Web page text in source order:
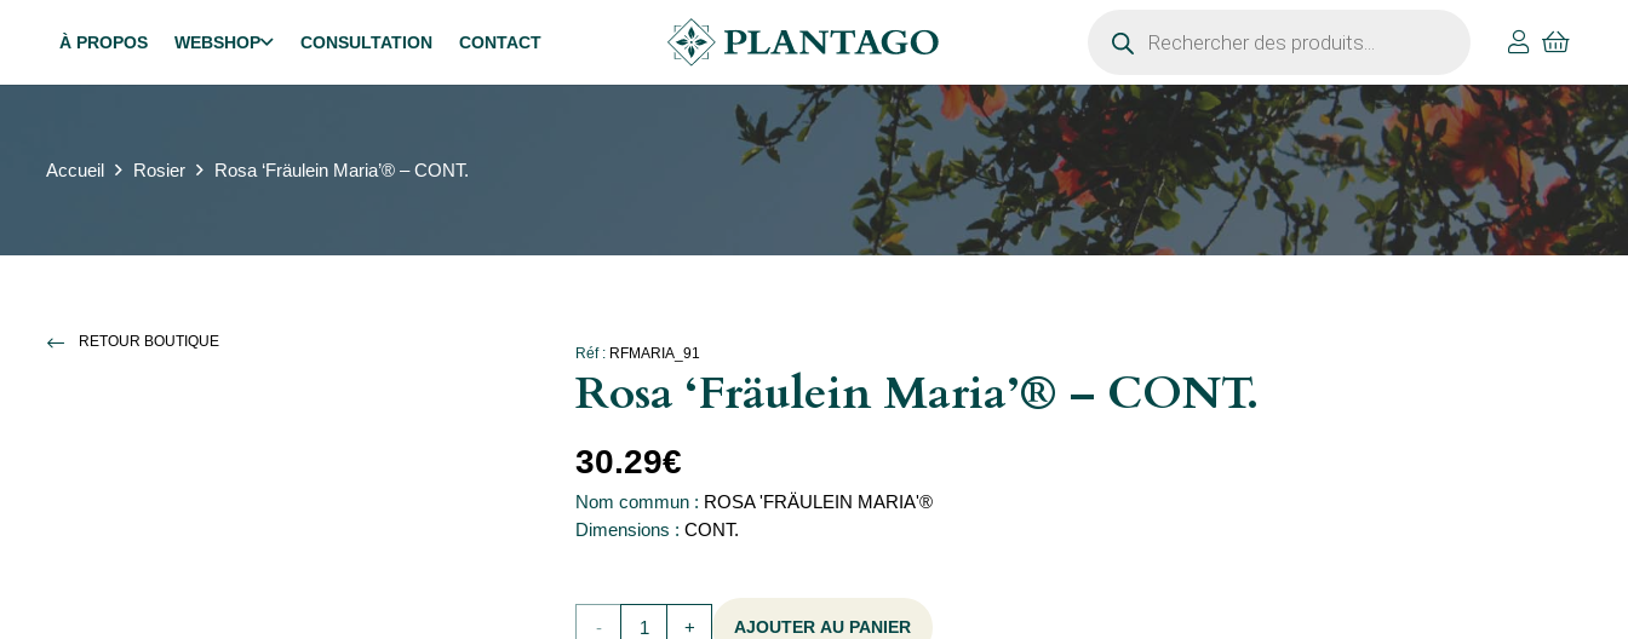
À PROPOS WEBSHOP CONSULTATION CONTACT
produits
Accueil Rosier Rosa ‘Fräulein Maria’® – CONT.
RETOUR BOUTIQUE
Réf : RFMARIA_91
Rosa ‘Fräulein Maria’® – CONT.
30.29€
Nom commun : ROSA 'FRÄULEIN MARIA'®
Dimensions :CONT.
quantité AJOUTER AU PANIER